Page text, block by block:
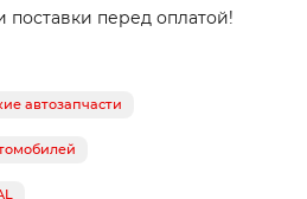
поставки перед оплатой!
автозапчасти